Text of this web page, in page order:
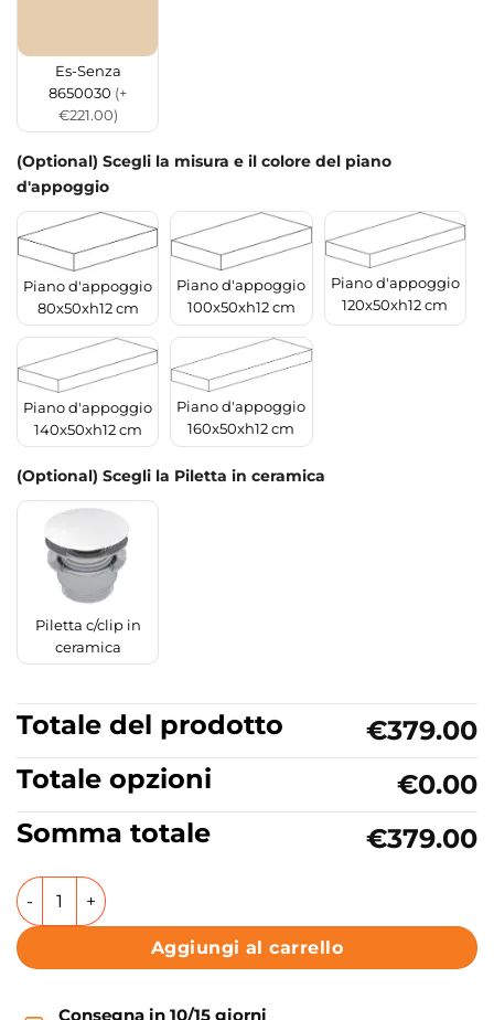
Es-Senza
8650030 (+
€221.00)
(Optional) Scegli la misura e il colore del piano
d'appoggio
Piano d'appoggio
80x50xh12 cm
Piano d'appoggio
100x50xh12 cm
Piano d'appoggio
120x50xh12 cm
Piano d'appoggio
140x50xh12 cm
Piano d'appoggio
160x50xh12 cm
(Optional) Scegli la Piletta in ceramica
Piletta c/clip in
ceramica
Totale del prodotto
€379.00
Totale opzioni
€0.00
Somma totale
€379.00
Lavabo sospeso o da appoggio doppia vasca in ceramica
Aggiungi al carrello
Consegna in 10/15 giorni